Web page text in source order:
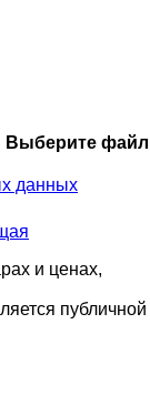
Выберите файл
данных
и ценах,
публичной